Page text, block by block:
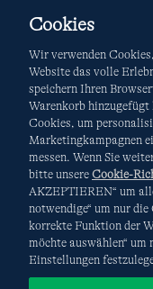
AGB
Cookies-Ich
Diese Website ist
Cookies
Wir verwenden
Website das volle
speichern Ihren
Warenkorb hinzugefügt
Cookies, um
Marketingkampagnen
messen. Wenn Sie
bitte unsere Cookie-
AKZEPTIEREN“ um
notwendige“ um nur
korrekte Funktion der
möchte auswählen“ um
Einstellungen